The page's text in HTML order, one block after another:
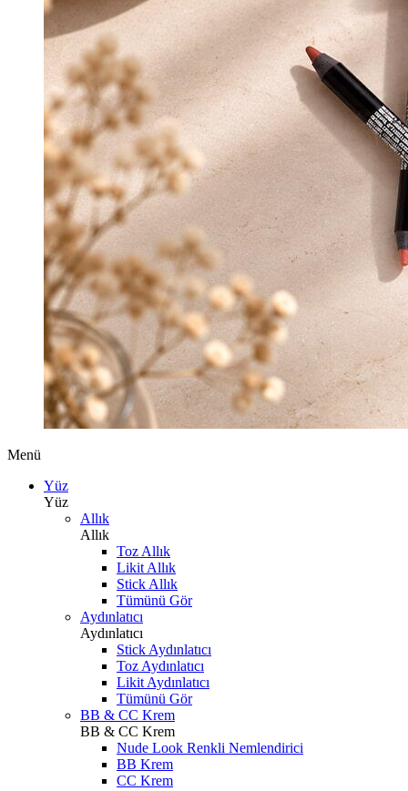
Menü
Yüz
Yüz
Allık
Allık
Toz Allık
Likit Allık
Stick Allık
Tümünü Gör
Aydınlatıcı
Aydınlatıcı
Stick Aydınlatıcı
Toz Aydınlatıcı
Likit Aydınlatıcı
Tümünü Gör
BB & CC Krem
BB & CC Krem
Nude Look Renkli Nemlendirici
BB Krem
CC Krem